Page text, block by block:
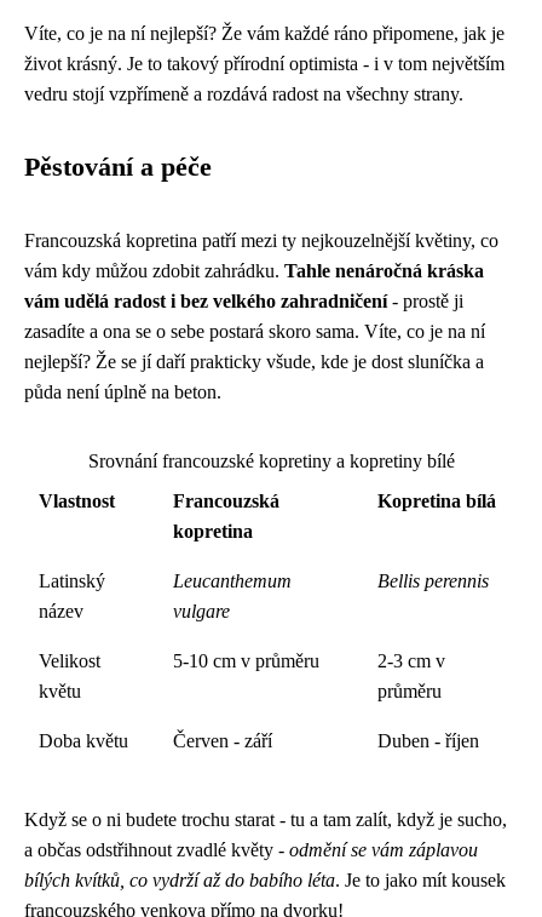
Víte, co je na ní nejlepší? Že vám každé ráno připomene, jak je
život krásný. Je to takový přírodní optimista - i v tom největším
vedru stojí vzpřímeně a rozdává radost na všechny strany.
Pěstování a péče
Francouzská kopretina patří mezi ty nejkouzelnější květiny, co
vám kdy můžou zdobit zahrádku. Tahle nenáročná kráska
vám udělá radost i bez velkého zahradničení- prostě ji
zasadíte a ona se o sebe postará skoro sama. Víte, co je na ní
nejlepší? Že se jí daří prakticky všude, kde je dost sluníčka a
půda není úplně na beton.
Srovnání francouzské kopretiny a kopretiny bílé
Vlastnost
Francouzská
kopretina
Kopretina bílá
Latinský
název
Leucanthemum
vulgare
Bellis perennis
Velikost
květu
5-10 cm v průměru
2-3 cm v
průměru
Doba květu Červen - září Duben - říjen
Když se o ni budete trochu starat - tu a tam zalít, když je sucho,
a občas odstřihnout zvadlé květy - odmění se vám záplavou
bílých kvítků, co vydrží až do babího léta. Je to jako mít kousek
francouzského venkova přímo na dvorku!